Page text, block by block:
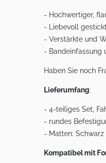
- Hochwertiger,
- Liebevoll
- Verstärkte und
- Bandeinfassung
Haben Sie noch
Lieferumfang:
- 4-teiliges Set,
- rundes
- Matten:
Kompatibel mit